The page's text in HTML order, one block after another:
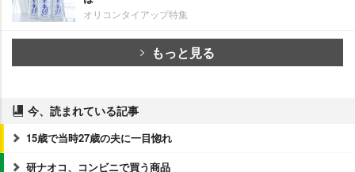
オリコンタイアップ特集
もっと見る
今、読まれている記事
15歳で当時27歳の夫に一目惚れ
研ナオコ、コンビニで買う商品